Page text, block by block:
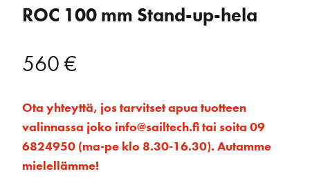
ROC 100 mm Stand-up-hela
560€
Ota yhteyttä, jos tarvitset apua tuotteen
valinnassa joko info@sailtech.fi tai soita 09
6824950 (ma-pe klo 8.30-16.30). Autamme
mielellämme!